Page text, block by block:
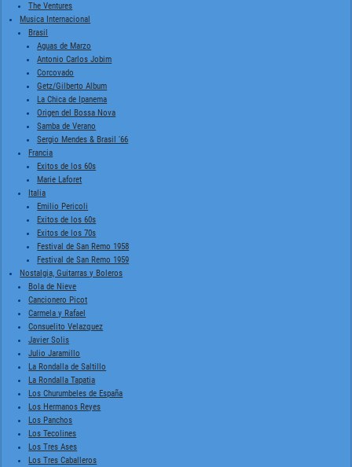
The Ventures
Musica Internacional
Brasil
Aguas de Marzo
Antonio Carlos Jobim
Corcovado
Getz/Gilberto Album
La Chica de Ipanema
Origen del Bossa Nova
Samba de Verano
Sergio Mendes & Brasil '66
Francia
Exitos de los 60s
Marie Laforet
Italia
Emilio Pericoli
Exitos de los 60s
Exitos de los 70s
Festival de San Remo 1958
Festival de San Remo 1959
Nostalgia, Guitarras y Boleros
Bola de Nieve
Cancionero Picot
Carmela y Rafael
Consuelito Velazquez
Javier Solis
Julio Jaramillo
La Rondalla de Saltillo
La Rondalla Tapatia
Los Churumbeles de España
Los Hermanos Reyes
Los Panchos
Los Tecolines
Los Tres Ases
Los Tres Caballeros